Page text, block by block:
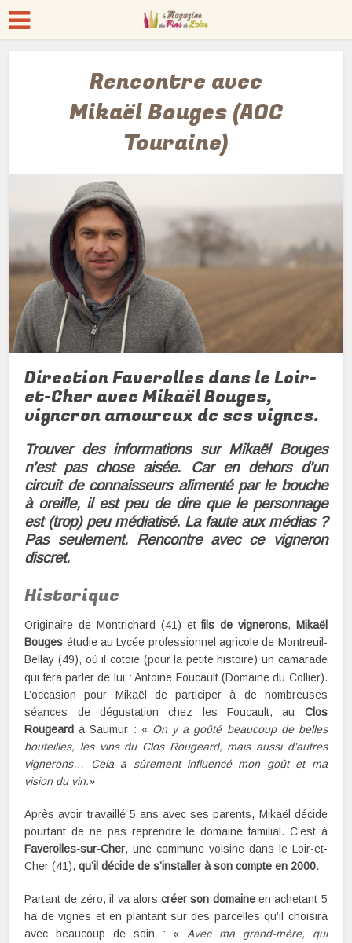
Rencontre avec
Mikaël Bouges (AOC
Touraine)
Direction Faverolles dans le Loir-
et-Cher avec Mikaël Bouges,
vigneron amoureux de ses vignes.
Trouver des informations sur Mikaël Bouges
n’est pas chose aisée. Car en dehors d’un
circuit de connaisseurs alimenté par le bouche
à oreille, il est peu de dire que le personnage
est (trop) peu médiatisé. La faute aux médias ?
Pas seulement. Rencontre avec ce vigneron
discret.
Historique
Originaire de Montrichard (41) etfils de vignerons, Mikaël
Bouges étudie au Lycée professionnel agricole de Montreuil-
Bellay (49), où il cotoie (pour la petite histoire) un camarade
qui fera parler de lui : Antoine Foucault (Domaine du Collier).
L’occasion pour Mikaël de participer à de nombreuses
séances de dégustation chez les Foucault, au Clos
Rougeard à Saumur : « On y a goûté beaucoup de belles
bouteilles, les vins du Clos Rougeard, mais aussi d’autres
vignerons… Cela a sûrement influencé mon goût et ma
vision du vin.»
Après avoir travaillé 5 ans avec ses parents, Mikaël décide
pourtant de ne pas reprendre le domaine familial. C’est à
Faverolles-sur-Cher, une commune voisine dans le Loir-et-
Cher (41),qu’il décide de s’installer à son compte en 2000.
Partant de zéro, il va alorscréer son domaineen achetant 5
ha de vignes et en plantant sur des parcelles qu’il choisira
avec beaucoup de soin : « Avec ma grand-mère, qui